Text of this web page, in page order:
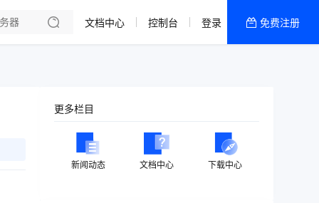
美国高防2区[推荐]
文档中心 控制台 登录 免费注册
更多栏目
新闻动态 文档中心 下载中心